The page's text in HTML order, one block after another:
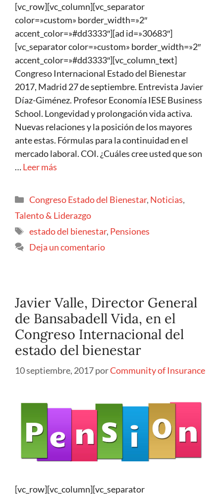
[vc_row][vc_column][vc_separator
color=»custom» border_width=»2″
accent_color=»#dd3333″][ad id=»30683″]
[vc_separator color=»custom» border_width=»2″
accent_color=»#dd3333″][vc_column_text]
Congreso Internacional Estado del Bienestar
2017, Madrid 27 de septiembre. Entrevista Javier
Díaz-Giménez. Profesor Economía IESE Business
School. Longevidad y prolongación vida activa.
Nuevas relaciones y la posición de los mayores
ante estas. Fórmulas para la continuidad en el
mercado laboral. COI. ¿Cuáles cree usted que son
…Leer más
Congreso Estado del Bienestar, Noticias,
Talento & Liderazgo
estado del bienestar, Pensiones
Deja un comentario
Javier Valle, Director General
de Bansabadell Vida, en el
Congreso Internacional del
estado del bienestar
10 septiembre, 2017porCommunity of Insurance
[vc_row][vc_column][vc_separator